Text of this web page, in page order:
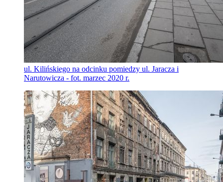
ul. Kilińskiego na odcinku pomiedzy ul. Jaracza i
Narutowicza - fot. marzec 2020 r.